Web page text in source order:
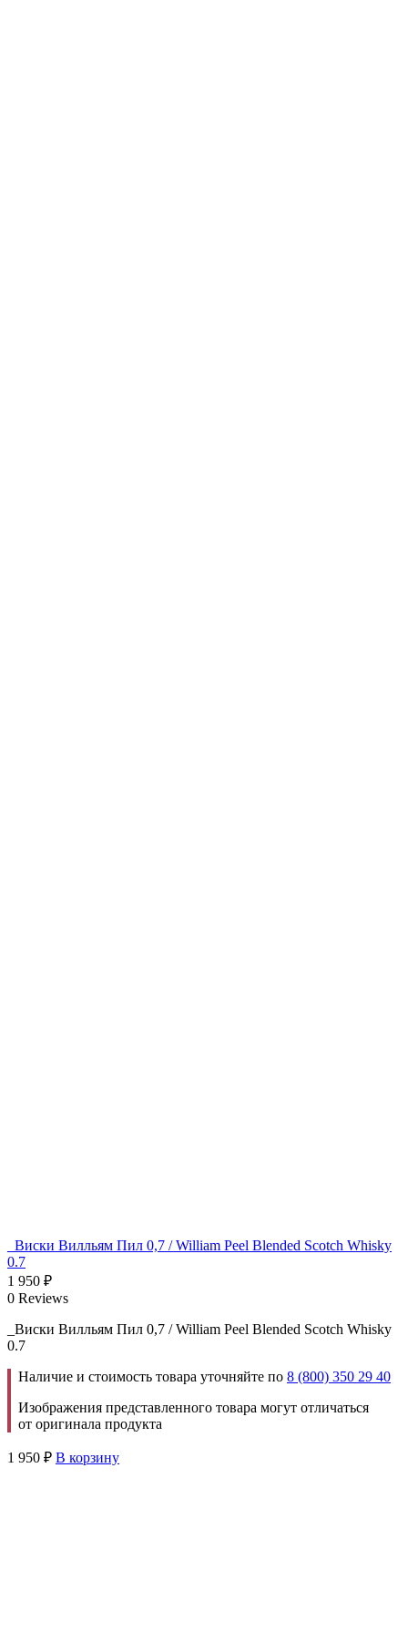
_Виски Вилльям Пил 0,7 / William Peel Blended Scotch Whisky
0.7
1 950 ₽
0 Reviews
_Виски Вилльям Пил 0,7 / William Peel Blended Scotch Whisky
0.7
Наличие и стоимость товара уточняйте по 8 (800) 350 29 40
Изображения представленного товара могут отличаться
от оригинала продукта
1 950 ₽ В корзину